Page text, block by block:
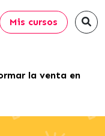
Mis cursos
la venta en